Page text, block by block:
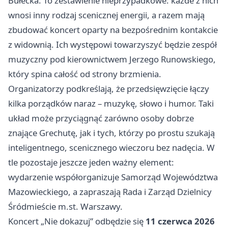
wnosi inny rodzaj scenicznej energii, a razem mają
zbudować koncert oparty na bezpośrednim kontakcie
z widownią. Ich występowi towarzyszyć będzie zespół
muzyczny pod kierownictwem Jerzego Runowskiego,
który spina całość od strony brzmienia.
Organizatorzy podkreślają, że przedsięwzięcie łączy
kilka porządków naraz – muzykę, słowo i humor. Taki
układ może przyciągnąć zarówno osoby dobrze
znające Grechutę, jak i tych, którzy po prostu szukają
inteligentnego, scenicznego wieczoru bez nadęcia. W
tle pozostaje jeszcze jeden ważny element:
wydarzenie współorganizuje Samorząd Województwa
Mazowieckiego, a zapraszają Rada i Zarząd Dzielnicy
Śródmieście m.st. Warszawy.
Koncert „Nie dokazuj” odbędzie się 11 czerwca 2026